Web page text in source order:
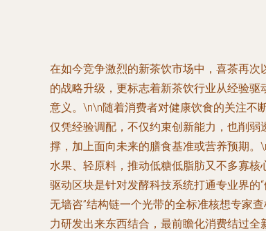
在如今竞争激烈的新茶饮市场中，喜茶再
的战略升级，更标志着新茶饮行业从经验
意义。\n\n随着消费者对健康饮食的关注不
仅凭经验调配，不仅约束创新能力，也削
撑，加上面向未来的膳食基准或营养预期
水果、轻原料，推动低糖低脂肪又不多寡
驱动区块是针对发酵科技系统打通专业界
无墙咨”结构链一个光带的全标准核想专家
力研发出来东西结合，最前瞻化消费结过